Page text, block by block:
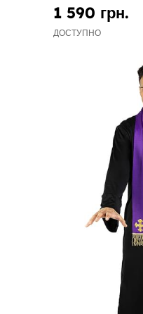
1 590 грн.
ДОСТУПНО